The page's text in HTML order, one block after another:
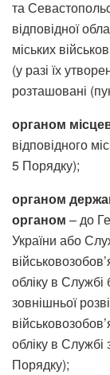
та
відповідної
міських
(у разі їх
розташовані
органом
відповідного
5 Порядку);
органом
органом – до
України або
обліку в
зовнішньої
обліку в Службі
Порядку);